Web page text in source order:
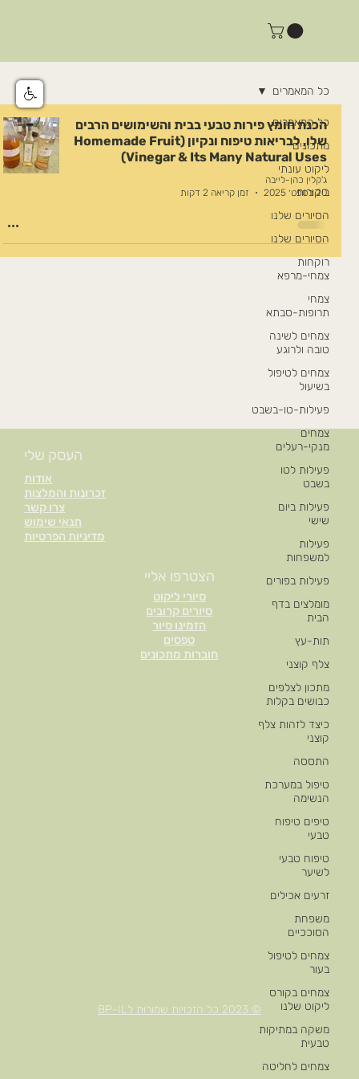
כל המאמרים
מתכונים
ליקוט עונתי
ביקורות
הסיורים שלנו
הסיורים שלנו
רוקחות
צמחי-מרפא
צמחי
תרופות-סבתא
צמחים לשינה
טובה ולרוגע
צמחים לטיפול
בשיעול
פעילות-טו-בשבט
צמחים
מנקי-רעלים
פעילות לטו
בשבט
פעילות ביום
שישי
פעילות
למשפחות
פעילות בפורים
מומלצים בדף
הבית
תות-עץ
צלף קוצני
מתכון לצלפים
כבושים בקלות
כיצד לזהות צלף
קוצני
התססה
טיפול במערכת
הנשימה
טיפים טיפוח
טבעי
טיפוח טבעי
לשיער
זרעים אכילים
משפחת
הסוככיים
צמחים לטיפול
בעור
צמחים בקורס
ליקוט שלנו
משקה במתיקות
טבעית
צמחים לחליטה
כל המאמרים
הכנת חומץ פירות טבעי בבית והשימושים הרבים
שלו, לבריאות טיפוח ונקיון (Homemade Fruit
Vinegar & Its Many Natural Uses)
ג'קלין כהן-לייבה
20 בספט׳ 2025
זמן קריאה 2 דקות
אודות
זכרונות והמלצות
צרו קשר
תנאי שימוש
מדיניות הפרטיות
העסק שלי
סיורי ליקוט
סיורים קרובים
הזמינו סיור
טפסים
חוברות מתכונים
הצטרפו אליי
© 2023 כל הזכויות שמורות לBP-IL